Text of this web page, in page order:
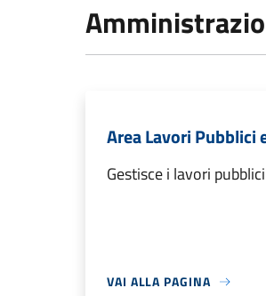
Area Lavori Pubblici
Gestisce i lavori
VAI ALLA PAGINA